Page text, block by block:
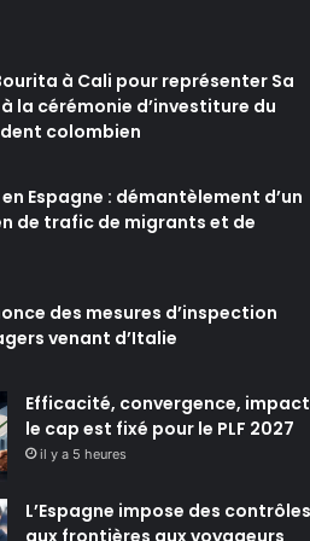
à Cali pour représenter Sa
la cérémonie d’investiture du
colombien
Espagne : démantèlement d’un
de trafic de migrants et de
des mesures d’inspection
venant d’Italie
Efficacité, convergence,
le cap est fixé pour le PLF 2027
il y a 5 heures
L’Espagne impose des contrôles
aux frontières aux voyageurs